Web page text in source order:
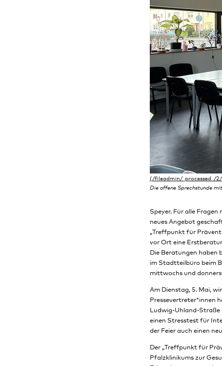
Die offene Sprechstunde
Speyer. Für alle
neues Angebot
„Treffpunkt für
vor Ort eine
Die Beratungen haben
im Stadtteilbüro beim
mittwochs und
Am Dienstag, 5. Mai,
Pressevertreter*innen
Ludwig-Uhland-Straße
einen Stresstest für
der Feier auch einen
Der „Treffpunkt für
Pfalzklinikums zur